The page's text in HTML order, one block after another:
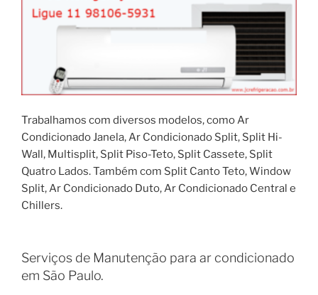
Trabalhamos com diversos modelos, como Ar
Condicionado Janela, Ar Condicionado Split, Split Hi-
Wall, Multisplit, Split Piso-Teto, Split Cassete, Split
Quatro Lados. Também com Split Canto Teto, Window
Split, Ar Condicionado Duto, Ar Condicionado Central e
Chillers.
Serviços de Manutenção para ar condicionado
em São Paulo.